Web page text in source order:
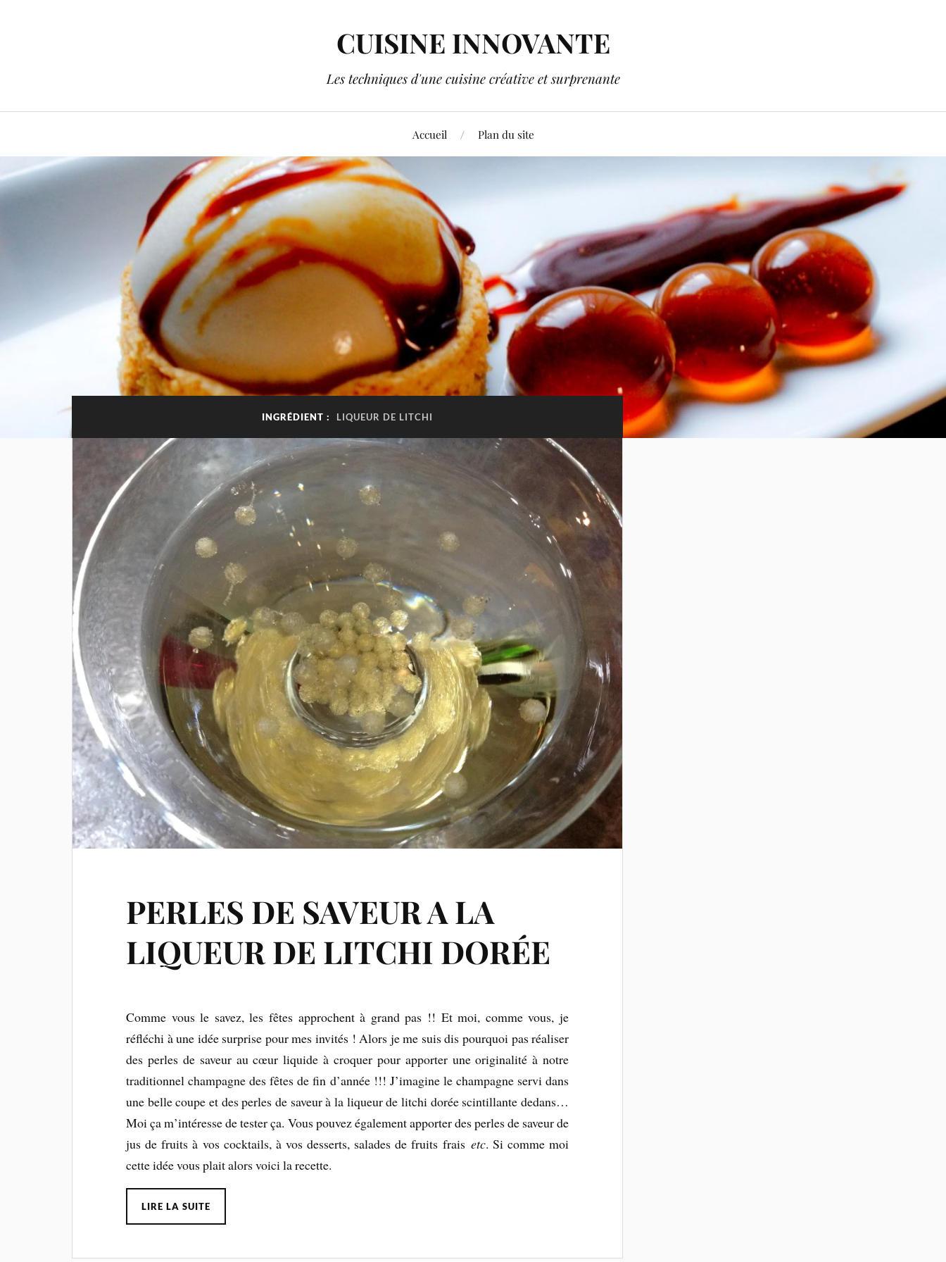
CUISINE INNOVANTE
Les techniques d'une cuisine créative et surprenante
Accueil Plan du site
INGRÉDIENT : LIQUEUR DE LITCHI
PERLES DE SAVEUR A LA
LIQUEUR DE LITCHI DORÉE
Comme vous le savez, les fêtes approchent à grand pas !! Et moi, comme vous, je
réfléchi à une idée surprise pour mes invités ! Alors je me suis dis pourquoi pas réaliser
des perles de saveur au cœur liquide à croquer pour apporter une originalité à notre
traditionnel champagne des fêtes de fin d’année !!! J’imagine le champagne servi dans
une belle coupe et des perles de saveur à la liqueur de litchi dorée scintillante dedans…
Moi ça m’intéresse de tester ça. Vous pouvez également apporter des perles de saveur de
jus de fruits à vos cocktails, à vos desserts, salades de fruits frais etc. Si comme moi
cette idée vous plait alors voici la recette.
LIRE LA SUITE